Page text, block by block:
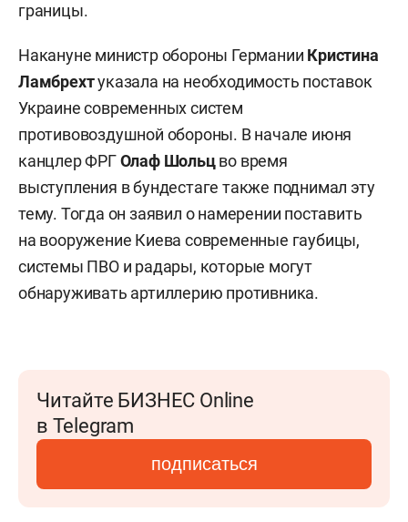
границы.
Накануне министр обороны Германии Кристина
Ламбрехтуказала на необходимость поставок
Украине современных систем
противовоздушной обороны. В начале июня
канцлер ФРГОлаф Шольцво время
выступления в бундестаге также поднимал эту
тему. Тогда он заявил о намерении поставить
на вооружение Киева современные гаубицы,
системы ПВО и радары, которые могут
обнаруживать артиллерию противника.
Читайте БИЗНЕС Online
в Telegram
подписаться